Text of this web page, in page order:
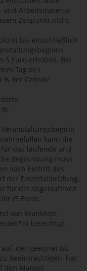
und Arbeitsmaterial
Zeitpunkt nicht
bis einschließlich
5 Euro erhoben. Bei
Tag des
% der Gebühr
kann die
das laufende und
Begründung muss
nach Eintritt des
der Einzelfallprüfung.
für die abgelaufenen
(5 Euro).
von Krankheit,
berechtigt
der geeignet ist,
beeinträchtigen, hat
den Mangel